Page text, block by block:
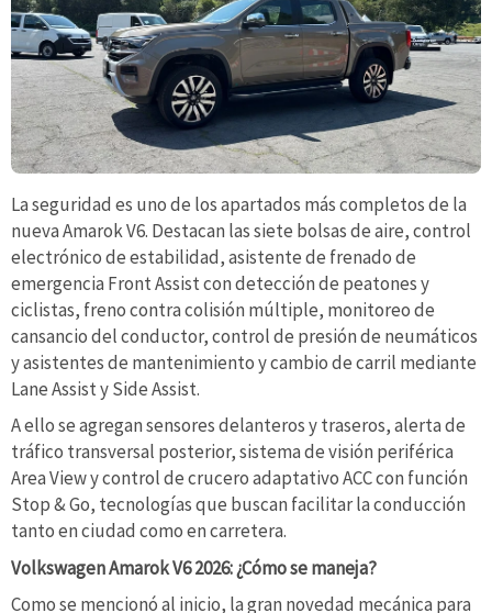
La seguridad es uno de los apartados más completos de la
nueva Amarok V6. Destacan las siete bolsas de aire, control
electrónico de estabilidad, asistente de frenado de
emergencia Front Assist con detección de peatones y
ciclistas, freno contra colisión múltiple, monitoreo de
cansancio del conductor, control de presión de neumáticos
y asistentes de mantenimiento y cambio de carril mediante
Lane Assist y Side Assist.
A ello se agregan sensores delanteros y traseros, alerta de
tráfico transversal posterior, sistema de visión periférica
Area View y control de crucero adaptativo ACC con función
Stop & Go, tecnologías que buscan facilitar la conducción
tanto en ciudad como en carretera.
Volkswagen Amarok V6 2026: ¿Cómo se maneja?
Como se mencionó al inicio, la gran novedad mecánica para